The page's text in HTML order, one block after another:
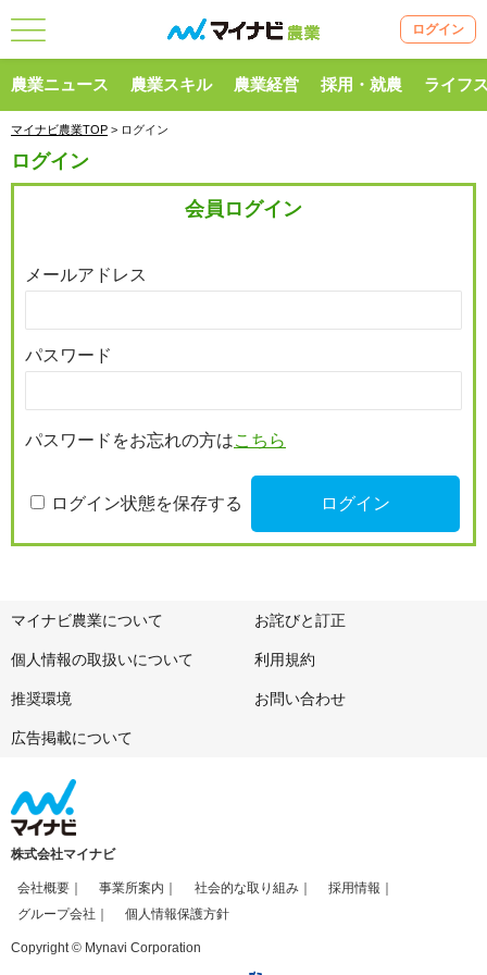
ログイン
農業ニュース 農業スキル 農業経営 採用・就農 ライフ
マイナビ農業TOP > ログイン
ログイン
会員ログイン
メールアドレス
パスワード
パスワードをお忘れの方はこちら
ログイン状態を保存する
マイナビ農業について お詫びと訂正
個人情報の取扱いについて 利用規約
推奨環境 お問い合わせ
広告掲載について
株式会社マイナビ
会社概要 事業所案内 社会的な取り組み
採用情報
グループ会社
個人情報保護方針
Copyright © Mynavi Corporation